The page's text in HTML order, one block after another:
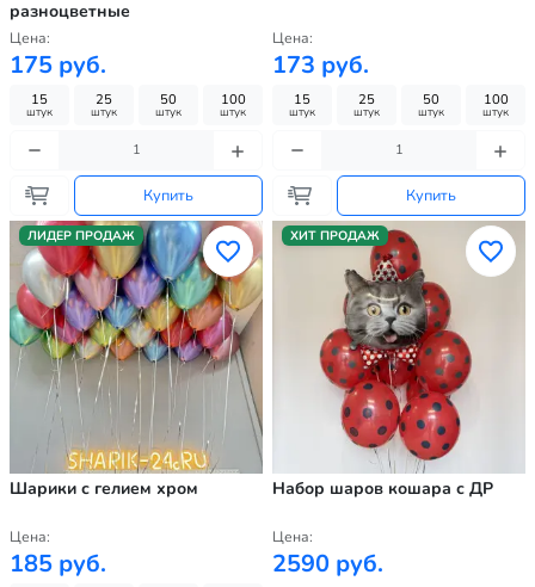
разноцветные
Цена:
175 руб.
15
штук
25
штук
50
штук
100
штук
Купить
Цена:
173 руб.
15
штук
25
штук
50
штук
100
штук
Купить
ЛИДЕР ПРОДАЖ
Шарики с гелием хром
Цена:
185 руб.
ХИТ ПРОДАЖ
Набор шаров кошара с ДР
Цена:
2590 руб.